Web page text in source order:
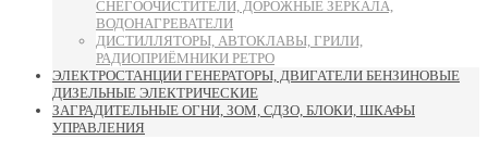
СНЕГООЧИСТИТЕЛИ, ДОРОЖНЫЕ ЗЕРКАЛА,
ВОДОНАГРЕВАТЕЛИ
ДИСТИЛЛЯТОРЫ, АВТОКЛАВЫ, ГРИЛИ,
РАДИОПРИЁМНИКИ РЕТРО
ЭЛЕКТРОСТАНЦИИ ГЕНЕРАТОРЫ, ДВИГАТЕЛИ БЕНЗИНОВЫЕ
ДИЗЕЛЬНЫЕ ЭЛЕКТРИЧЕСКИЕ
ЗАГРАДИТЕЛЬНЫЕ ОГНИ, ЗОМ, СДЗО, БЛОКИ, ШКАФЫ
УПРАВЛЕНИЯ